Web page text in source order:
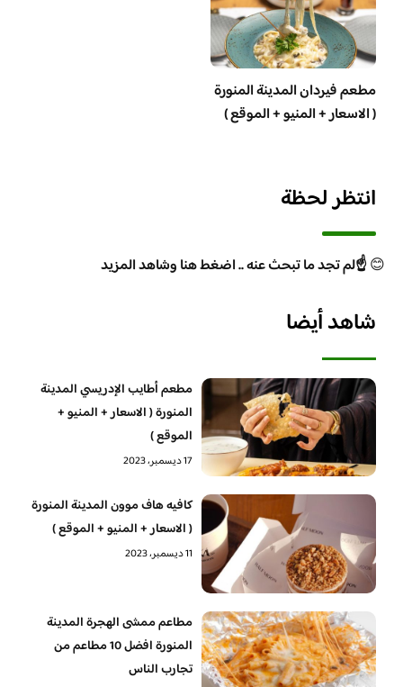
مطعم فيردان المدينة المنورة
( الاسعار + المنيو + الموقع )
انتظر لحظة
😊☝️لم تجد ما تبحث عنه .. اضغط هنا وشاهد المزيد
شاهد أيضا
مطعم أطايب الإدريسي المدينة
المنورة ( الاسعار + المنيو +
الموقع )
17 ديسمبر، 2023
كافيه هاف موون المدينة المنورة
( الاسعار + المنيو + الموقع )
11 ديسمبر، 2023
مطاعم ممشى الهجرة المدينة
المنورة افضل 10 مطاعم من
تجارب الناس